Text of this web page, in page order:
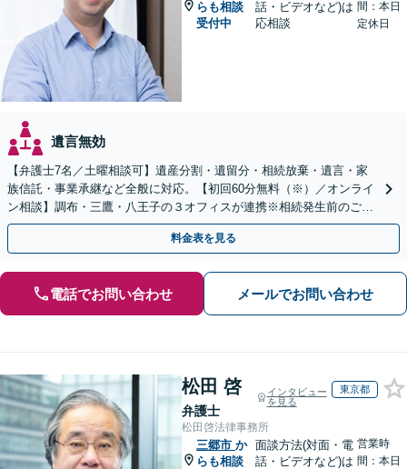
らも相談
受付中
話・ビデオなど)は
応相談
間：本日
定休日
遺言無効
【弁護士7名／土曜相談可】遺産分割・遺留分・相続放棄・遺言・家
族信託・事業承継など全般に対応。【初回60分無料（※）／オンライ
ン相談】調布・三鷹・八王子の３オフィスが連携※相続発生前のご相
談など有料相談になるものもございます。
料金表を見る
電話でお問い合わせ メールでお問い合わせ
松田 啓
弁護士
インタビュー
を見る
東京都
松田啓法律事務所
三郷市 か
らも相談
面談方法(対面・電
話・ビデオなど)は
営業時
間：本日